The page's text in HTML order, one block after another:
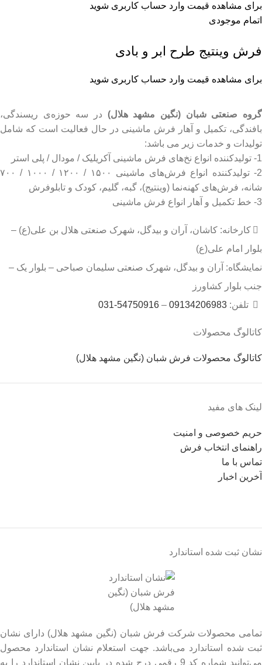
برای مشاهده قیمت وارد حساب کاربری شوید
اتمام موجودی
فرش وینتیج طرح ابر و بادی
برای مشاهده قیمت وارد حساب کاربری شوید
گروه صنعتی شبان (نگین مشهد هلال) در سه حوزه‌ی ریسندگی،
بافندگی، تکمیل و آهار فرش ماشینی در حال فعالیت است که شامل
تولیدات و خدمات زیر می باشد:
1- تولیدکننده انواع نخ‌های فرش ماشینی آکریلیک / مودال / پلی استر
2- تولیدکننده انواع فرش‌های ماشینی ۱۵۰۰ / ۱۲۰۰ / ۱۰۰۰ / ۷۰۰
شانه، فرش‌های کهنه‌نما (وینتیج)، گبه، گلیم، کودک و تابلوفرش
3- خط تکمیل و آهار انواع فرش ماشینی
کارخانه: کاشان، آران و بیدگل، شهرک صنعتی هلال بن علی(ع) –
بلوار امام علی(ع)
نمایشگاه: آران و بیدگل، شهرک صنعتی سلیمان صباحی – بلوار یک –
جنب بلوار کشاورز
تلفن: 09134206983
–
54750916-031
کاتالوگ محصولات
کاتالوگ محصولات فرش شبان (نگین مشهد هلال)
لینک های مفید
حریم خصوصی و امنیت
راهنمای انتخاب فرش
تماس با ما
آخرین اخبار
نشان ثبت شده استاندارد
تمامی محصولات شرکت فرش شبان (نگین مشهد هلال) دارای نشان
ثبت شده استاندارد می‌باشد. جهت استعلام نشان استاندارد محصول
می‌توانید شماره کد 9 رقمی درج شده در پایین نشان استاندارد را به